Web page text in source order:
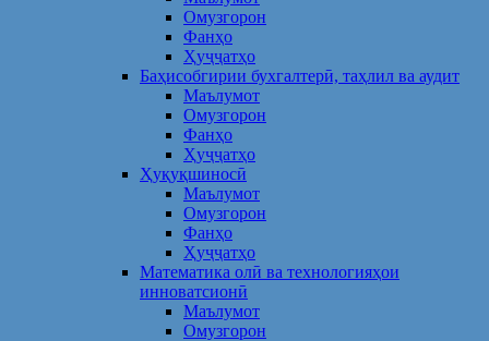
Омузгорон
Фанҳо
Ҳуҷҷатҳо
Баҳисобгирии бухгалтерӣ, таҳлил ва аудит
Маълумот
Омузгорон
Фанҳо
Ҳуҷҷатҳо
Ҳуқуқшиносӣ
Маълумот
Омузгорон
Фанҳо
Ҳуҷҷатҳо
Математика олӣ ва технологияҳои
инноватсионӣ
Маълумот
Омузгорон